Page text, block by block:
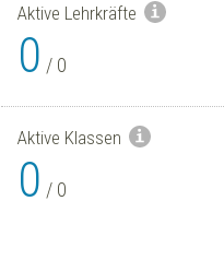
Aktive Lehrkräfte
0 / 0
Aktive Klassen
0 / 0